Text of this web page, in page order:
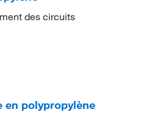
des circuits
en polypropylène